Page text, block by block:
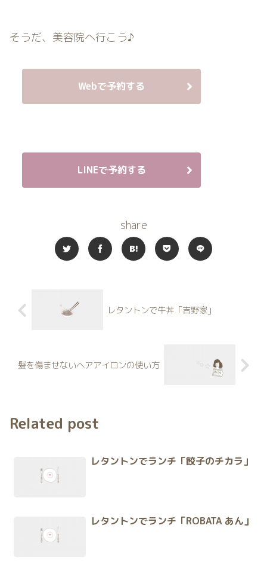
そうだ、美容院へ行こう♪
Webで予約する
LINEで予約する
share
レタントンで牛丼「吉野家」
髪を傷ませないヘアアイロンの使い方
Related post
レタントンでランチ「餃子のチカラ」
レタントンでランチ「ROBATA あん」